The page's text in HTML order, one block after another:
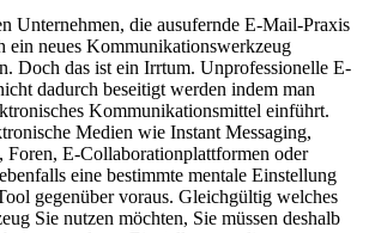
Unternehmen, die ausufernde E-Mail-Praxis
ein neues Kommunikationswerkzeug
Doch das ist ein Irrtum. Unprofessionelle E-
dadurch beseitigt werden indem man
Kommunikationsmittel einführt.
Medien wie Instant Messaging,
Foren, E-Collaborationplattformen oder
eine bestimmte mentale Einstellung
gegenüber voraus. Gleichgültig welches
Sie nutzen möchten, Sie müssen deshalb